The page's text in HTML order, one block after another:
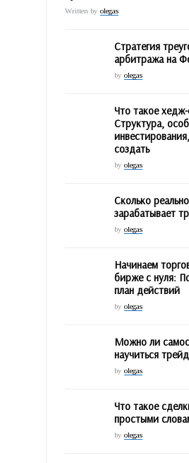
Written by olegas
Стратегия
арбитража на
by olegas
Что такое
Структура,
создать
by olegas
Сколько реально
зарабатывает
by olegas
Начинаем
бирже с нуля:
план действий
by olegas
Можно ли
научиться
by olegas
Что такое
простыми
by olegas